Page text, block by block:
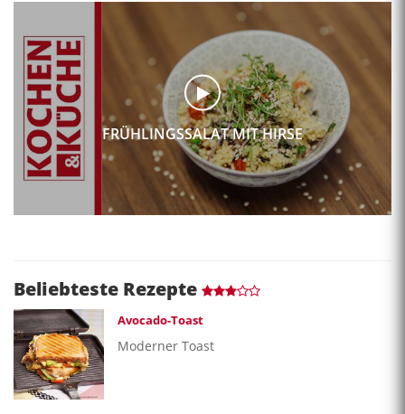
FRÜHLINGSSALAT MIT HIRSE
Beliebteste Rezepte
Avocado-Toast
Moderner Toast